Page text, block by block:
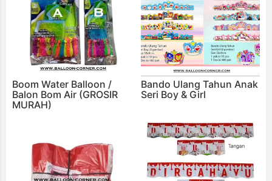
Boom Water Balloon /
Balon Bom Air (GROSIR
MURAH)
Bando Ulang Tahun Anak
Seri Boy & Girl